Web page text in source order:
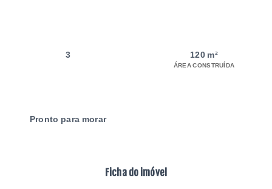
3 120 m²
ÁREA CONSTRUÍDA
Pronto para morar
Ficha do imóvel